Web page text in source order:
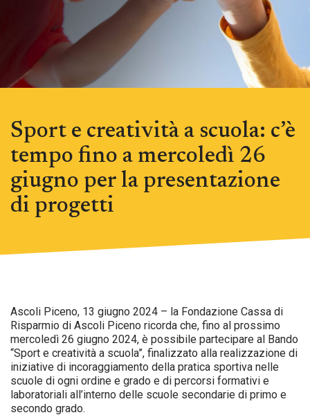
Sport e creatività a scuola: c’è
tempo fino a mercoledì 26
giugno per la presentazione
di progetti
Ascoli Piceno, 13 giugno 2024 – la Fondazione Cassa di
Risparmio di Ascoli Piceno ricorda che, fino al prossimo
mercoledì 26 giugno 2024, è possibile partecipare al Bando
“Sport e creatività a scuola”, finalizzato alla realizzazione di
iniziative di incoraggiamento della pratica sportiva nelle
scuole di ogni ordine e grado e di percorsi formativi e
laboratoriali all’interno delle scuole secondarie di primo e
secondo grado.